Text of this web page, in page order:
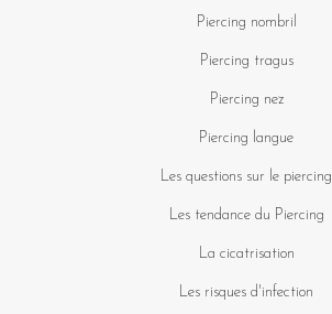
Piercing nombril
Piercing tragus
Piercing nez
Piercing langue
Les questions sur le piercing
Les tendance du Piercing
La cicatrisation
Les risques d'infection